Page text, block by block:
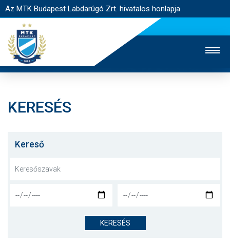
Az MTK Budapest Labdarúgó Zrt. hivatalos honlapja
JEGYÉRTÉKESÍTÉS
NYITÓLAP
CSAPATOK
KERESÉS
Kereső
KERESÉS